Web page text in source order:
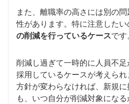
また、離職率の高さには別の
性があります。特に注意したい
の削減を行っているケースです
削減し過ぎて一時的に人員不
採用しているケースが考えら
方針が変わらなければ、新規
も、いつ自分が削減対象にな